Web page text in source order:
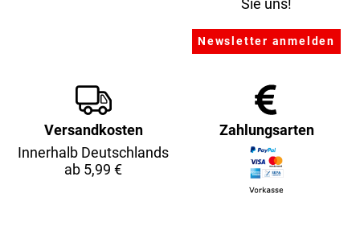
Sie uns!
Versandkosten
Innerhalb Deutschlands
ab 5,99 €
Zahlungsarten